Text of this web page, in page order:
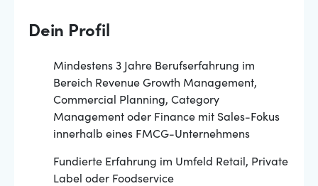
Dein Profil
Mindestens 3 Jahre Berufserfahrung im
Bereich Revenue Growth Management,
Commercial Planning, Category
Management oder Finance mit Sales-Fokus
innerhalb eines FMCG-Unternehmens
Fundierte Erfahrung im Umfeld Retail, Private
Label oder Foodservice